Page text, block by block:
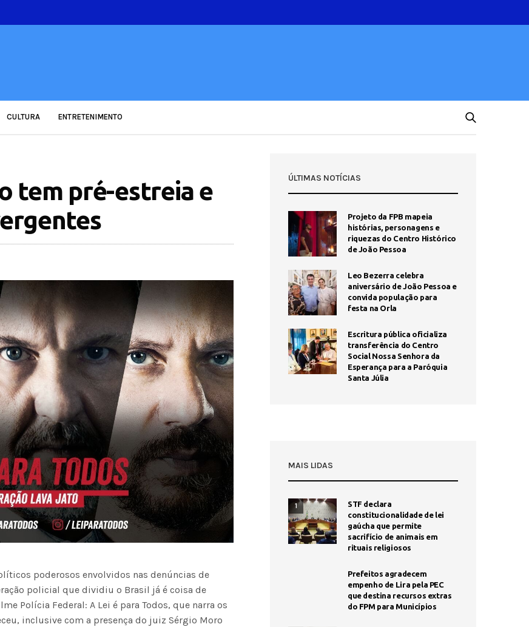
CULTURA ENTRETENIMENTO
tem pré-estreia e
poderosos envolvidos nas denúncias de
policial que dividiu o Brasil já é coisa de
Polícia Federal: A Lei é para Todos, que narra os
inclusive com a presença do juiz Sérgio Moro
ÚLTIMAS NOTÍCIAS
Projeto da FPB mapeia
histórias, personagens e
riquezas do Centro Histórico
de João Pessoa
Leo Bezerra celebra
aniversário de João Pessoa e
convida população para
festa na Orla
Escritura pública oficializa
transferência do Centro
Social Nossa Senhora da
Esperança para a Paróquia
Santa Júlia
MAIS LIDAS
1
STF declara
constitucionalidade de lei
gaúcha que permite
sacrifício de animais em
rituais religiosos
Prefeitos agradecem
empenho de Lira pela PEC
que destina recursos extras
do FPM para Municípios